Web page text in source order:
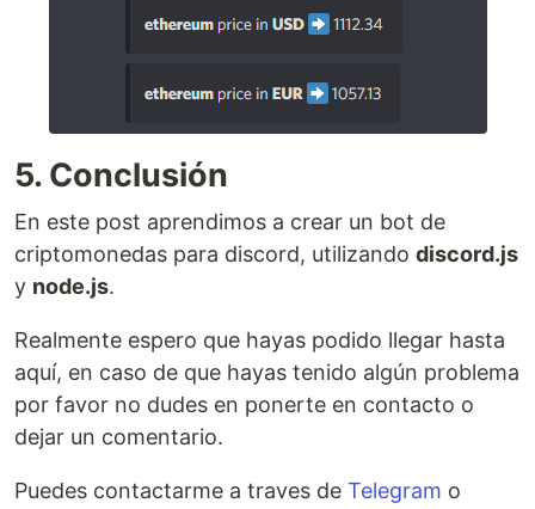
5. Conclusión
En este post aprendimos a crear un bot de
criptomonedas para discord, utilizando discord.js
y node.js.
Realmente espero que hayas podido llegar hasta
aquí, en caso de que hayas tenido algún problema
por favor no dudes en ponerte en contacto o
dejar un comentario.
Puedes contactarme a traves de Telegram o